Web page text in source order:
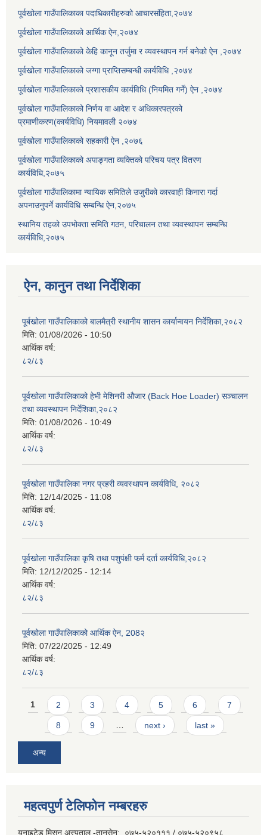
पूर्वखोला गाउँपालिकाका पदाधिकारीहरुको आचारसंहिता,२०७४
पूर्वखोला गाउँपालिकाको आर्थिक ऐन,२०७४
पूर्वखोला गाउँपालिकाको केहि कानून तर्जुमा र व्यवस्थापन गर्न बनेको ऐन ,२०७४
पूर्वखोला गाउँपालिकाको जग्गा प्राप्तिसम्बन्धी कार्यविधि ,२०७४
पूर्वखोला गाउँपालिकाको प्रशासकीय कार्यविधि (नियमित गर्ने) ऐन ,२०७४
पूर्वखोला गाउँपालिकाको निर्णय वा आदेश र अधिकारपत्रको
प्रमाणीकरण(कार्यविधि) नियमावली २०७४
पूर्वखोला गाउँपालिकाको सहकारी ऐन ,२०७६
पूर्वखोला गाउँपालिकाको अपाङ्गता व्यक्तिको परिचय पत्र वितरण
कार्यविधि,२०७५
पूर्वखोला गाउँपालिकामा न्यायिक समितिले उजुरीको कारवाही किनारा गर्दा
अपनाउनुपर्ने कार्यविधि सम्बन्धि ऐन,२०७५
स्थानिय तहको उपभोक्ता समिति गठन, परिचालन तथा व्यवस्थापन सम्बन्धि
कार्यविधि,२०७५
ऐन, कानुन तथा निर्देशिका
पूर्बखोला गाउँपालिकाको बालमैत्री स्थानीय शासन कार्यान्वयन निर्देशिका,२०८२
मिति: 01/08/2026 - 10:50
आर्थिक वर्ष:
८२/८३
पूर्वखोला गाउँपालिकाको हेभी मेशिनरी औजार (Back Hoe Loader) सञ्चालन
तथा व्यवस्थापन निर्देशिका,२०८२
मिति: 01/08/2026 - 10:49
आर्थिक वर्ष:
८२/८३
पूर्वखोला गाउँपालिका नगर प्रहरी व्यवस्थापन कार्यविधि, २०८२
मिति: 12/14/2025 - 11:08
आर्थिक वर्ष:
८२/८३
पूर्वखोला गाउँपालिका कृषि तथा पशुपंक्षी फर्म दर्ता कार्यविधि,२०८२
मिति: 12/12/2025 - 12:14
आर्थिक वर्ष:
८२/८३
पूर्वखोला गाउँपालिकाको आर्थिक ऐन, 208२
मिति: 07/22/2025 - 12:49
आर्थिक वर्ष:
८२/८३
Pages
1 2 3 4 5 6 7
8 9 … next › last »
अन्य
महत्वपुर्ण टेलिफोन नम्बरहरु
युनाइटेड मिसन अस्पताल -तानसेन: ०७५-५२०१११ / ०७५-५२०९५८